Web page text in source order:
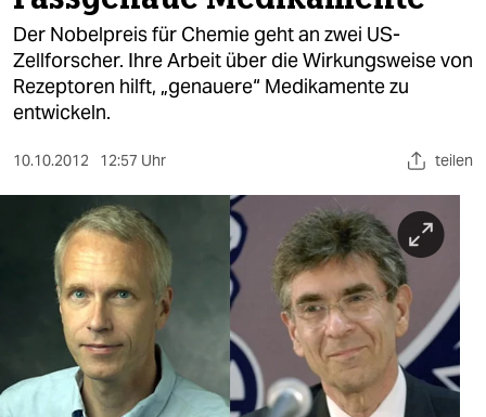
politik
öko
gesellschaft
kultur
sport
berlin
nord
wahrheit
verlag
Der Nobelpreis für Chemie geht an zwei US-
Zellforscher. Ihre Arbeit über die Wirkungsweise von
Rezeptoren hilft, „genauere“ Medikamente zu
entwickeln.
10.10.2012 12:57 Uhr teilen